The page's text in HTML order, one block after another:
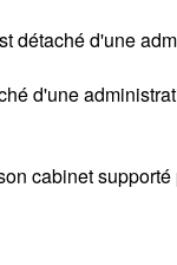
détaché d'une
d'une
cabinet